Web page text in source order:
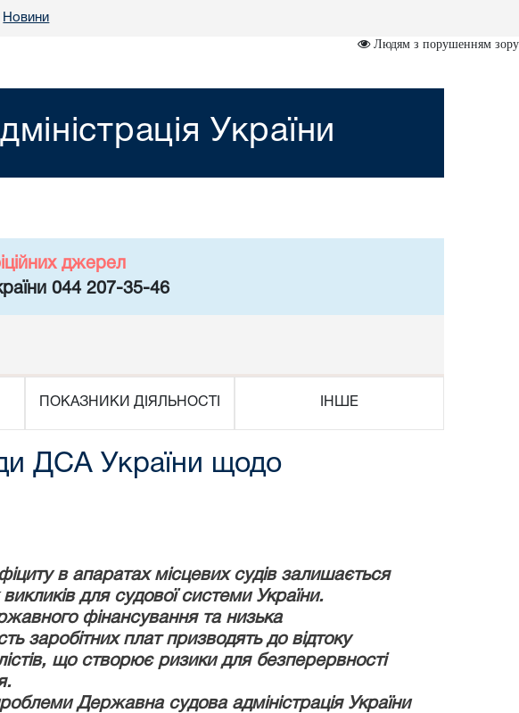
Новини
Людям з порушенням зору
України
джерел
044 207-35-46
ПОКАЗНИКИ ДІЯЛЬНОСТІ ІНШЕ
ДСА України щодо
в апаратах місцевих судів залишається
для судової системи України.
фінансування та низька
заробітних плат призводять до відтоку
що створює ризики для безперервності
Державна судова адміністрація України